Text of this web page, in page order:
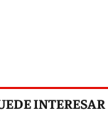
INTERESAR